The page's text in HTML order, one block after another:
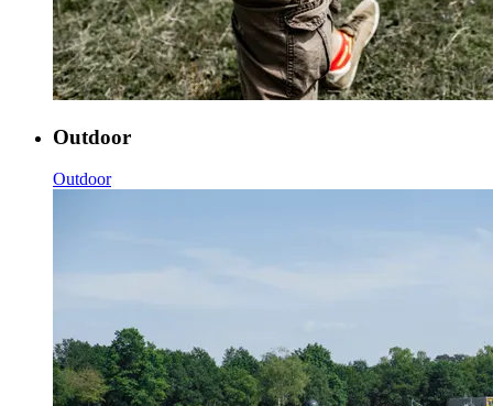
Outdoor
Outdoor